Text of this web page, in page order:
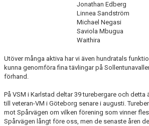
Jonathan Edberg
Linnea Sandström
Michael Negasi
Saviola Mbugua
Waithira
Utöver många aktiva har vi även hundratals
kunna genomföra fina tävlingar på
förhand.
På VSM i Karlstad deltar 39 turebergare och detta
till veteran-VM i Göteborg senare i augusti.
mot Spårvägen om vilken förening som vinner
Spårvägen långt före oss, men de senaste åren